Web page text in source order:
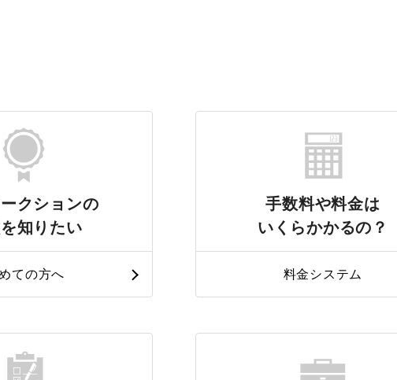
クションの
知りたい
ての方へ
手数料や料金は
いくらかかるの？
料金システム